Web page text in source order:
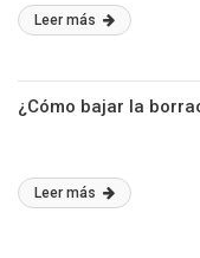
Leer más
¿Cómo bajar la
Leer más